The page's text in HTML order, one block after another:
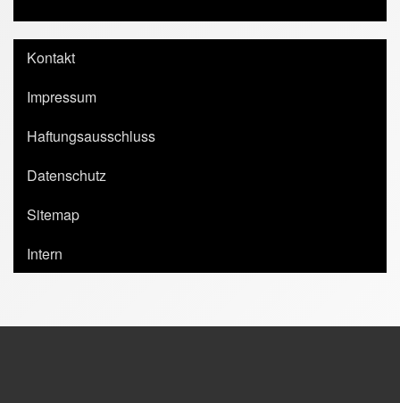
Kontakt
Impressum
Haftungsausschluss
Datenschutz
Sitemap
Intern